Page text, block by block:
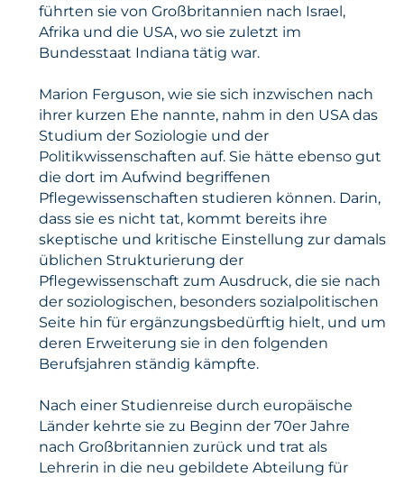
führten sie von Großbritannien nach Israel,
Afrika und die USA, wo sie zuletzt im
Bundesstaat Indiana tätig war.
Marion Ferguson, wie sie sich inzwischen nach
ihrer kurzen Ehe nannte, nahm in den USA das
Studium der Soziologie und der
Politikwissenschaften auf. Sie hätte ebenso gut
die dort im Aufwind begriffenen
Pflegewissenschaften studieren können. Darin,
dass sie es nicht tat, kommt bereits ihre
skeptische und kritische Einstellung zur damals
üblichen Strukturierung der
Pflegewissenschaft zum Ausdruck, die sie nach
der soziologischen, besonders sozialpolitischen
Seite hin für ergänzungsbedürftig hielt, und um
deren Erweiterung sie in den folgenden
Berufsjahren ständig kämpfte.
Nach einer Studienreise durch europäische
Länder kehrte sie zu Beginn der 70er Jahre
nach Großbritannien zurück und trat als
Lehrerin in die neu gebildete Abteilung für